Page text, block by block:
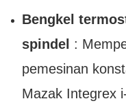
Bengkel
spindel :
pemesinan
Mazak Integrex